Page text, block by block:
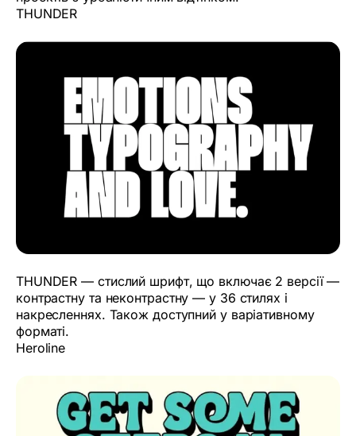
THUNDER
THUNDER — стислий шрифт, що включає 2 версії —
контрастну та неконтрастну — у 36 стилях і
накресленнях. Також доступний у варіативному
форматі.
Heroline